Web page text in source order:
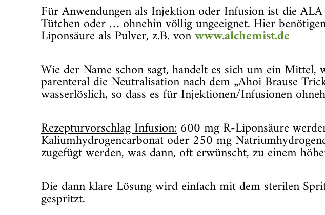
Für Anwendungen als Injektion oder Infusion ist die
Tütchen oder … ohnehin völlig ungeeignet. Hier
Liponsäure als Pulver, z.B. vonwww.alchemist.de
Wie der Name schon sagt, handelt es sich um ein
parenteral die Neutralisation nach dem „Ahoi Brause
wasserlöslich, so dass es für Injektionen/Infusionen
Rezepturvorschlag Infusion:600 mg R-Liponsäure
Kaliumhydrogencarbonat oder 250 mg
zugefügt werden, was dann, oft erwünscht, zu einem
Die dann klare Lösung wird einfach mit dem sterilen
gespritzt.